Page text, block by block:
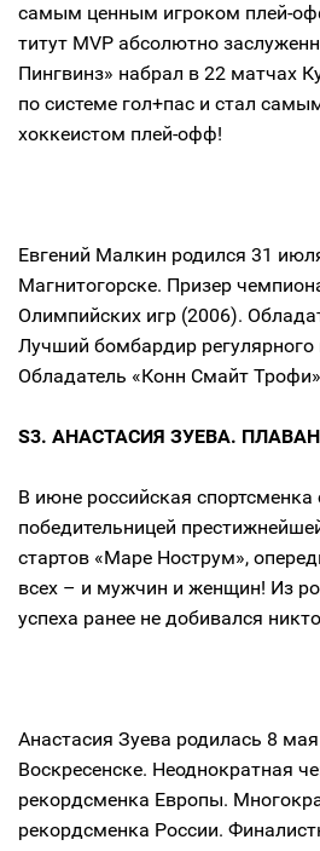
самым ценным игроком плей-
титут MVP абсолютно
Пингвинз» набрал в 22 матчах
по системе гол+пас и стал
хоккеистом плей-офф!
Евгений Малкин родился 31
Магнитогорске. Призер
Олимпийских игр (2006).
Лучший бомбардир регулярного
Обладатель «Конн Смайт
S3. АНАСТАСИЯ ЗУЕВА.
В июне российская спортсменка
победительницей
стартов «Маре Нострум»,
всех – и мужчин и женщин! Из
успеха ранее не добивался
Анастасия Зуева родилась 8
Воскресенске. Неоднократная
рекордсменка Европы.
рекордсменка России.